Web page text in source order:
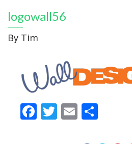
logowall56
By Tim
Facebook
Twitter
EmailDelen